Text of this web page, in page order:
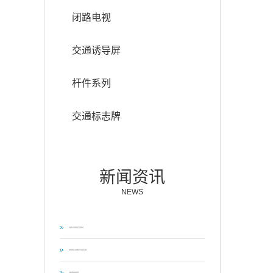
闭路电视
交通诱导屏
杆件系列
交通标志牌
新闻资讯
NEWS